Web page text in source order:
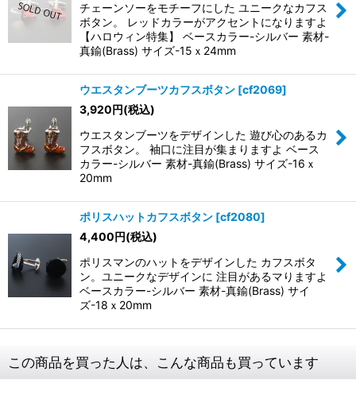
チェーンソーをモチーフにした ユニークなカフス
ボタン。 レッドカラーがアクセントになりますよ
【ハロウィン特集】 ベースカラー-シルバー 素材-
真鍮(Brass) サイズ-15ｘ24mm
ウエスタンブーツカフスボタン [cf2069]
3,920円(税込)
ウエスタンブーツをデザインした 遊び心のあるカ
フスボタン。 袖口に注目が集まりますよ ベース
カラー-シルバー 素材-真鍮(Brass) サイズ-16ｘ
20mm
ポリスハットカフスボタン [cf2080]
4,400円(税込)
ポリスマンのハットをデザインした カフスボタ
ン。ユニークなデザインに 注目があるマりますよ
ベースカラー-シルバー 素材-真鍮(Brass) サイ
ズ-18ｘ20mm
この商品を買った人は、こんな商品も買っています